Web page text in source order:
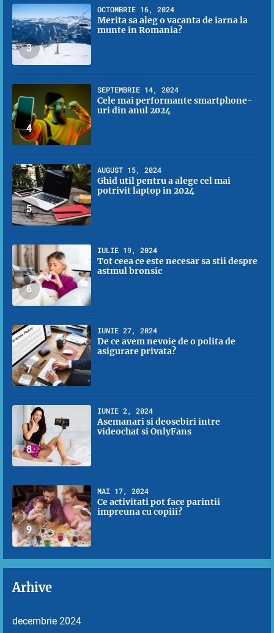
3
OCTOMBRIE 16, 2024
Merita sa aleg o vacanta de iarna la
munte in Romania?
4
SEPTEMBRIE 14, 2024
Cele mai performante smartphone-
uri din anul 2024
5
AUGUST 15, 2024
Ghid util pentru a alege cel mai
potrivit laptop in 2024
6
IULIE 19, 2024
Tot ceea ce este necesar sa stii despre
astmul bronsic
7
IUNIE 27, 2024
De ce avem nevoie de o polita de
asigurare privata?
8
IUNIE 2, 2024
Asemanari si deosebiri intre
videochat si OnlyFans
9
MAI 17, 2024
Ce activitati pot face parintii
impreuna cu copiii?
Arhive
decembrie 2024